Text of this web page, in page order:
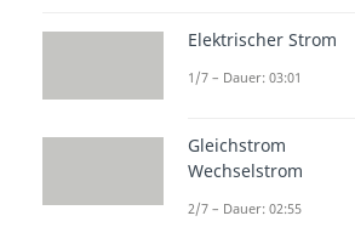
Weitere Infos
zum Video
zum Beitrag:
Schaltung bei
In diesem Video
Elektrischer Strom
1/7 – Dauer: 03:01
Gleichstrom
Wechselstrom
2/7 – Dauer: 02:55